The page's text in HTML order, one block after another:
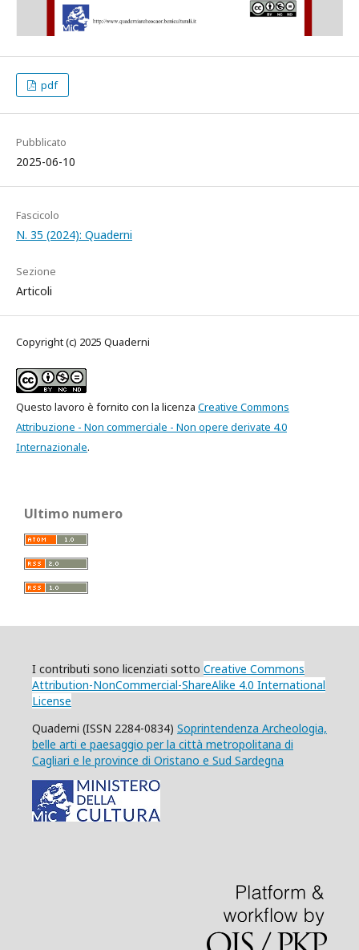
pdf
Pubblicato
2025-06-10
Fascicolo
N. 35 (2024): Quaderni
Sezione
Articoli
Copyright (c) 2025 Quaderni
Questo lavoro è fornito con la licenza Creative Commons
Attribuzione - Non commerciale - Non opere derivate 4.0
Internazionale.
Ultimo numero
I contributi sono licenziati sotto Creative Commons
Attribution-NonCommercial-ShareAlike 4.0 International
License
Quaderni (ISSN 2284-0834) Soprintendenza Archeologia,
belle arti e paesaggio per la città metropolitana di
Cagliari e le province di Oristano e Sud Sardegna